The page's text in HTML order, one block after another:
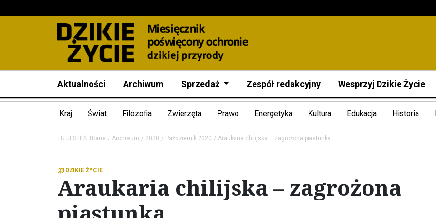
Aktualności Archiwum Sprzedaż Zespół redakcyjny Wesprzyj Dzikie Życie
Kraj Świat Filozofia Zwierzęta Prawo Energetyka Kultura Edukacja Historia
TU JESTEŚ: Home Archiwum 2020 Październik 2020 Araukaria chilijska – zagrożona piastunka
DZIKIE ŻYCIE
Araukaria chilijska – zagrożona